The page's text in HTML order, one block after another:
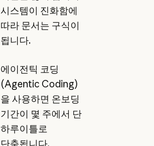
시스템이 진화함에
따라 문서는 구식이
됩니다.
에이전틱 코딩
(Agentic Coding)
을 사용하면 온보딩
기간이 몇 주에서 단
하루이틀로